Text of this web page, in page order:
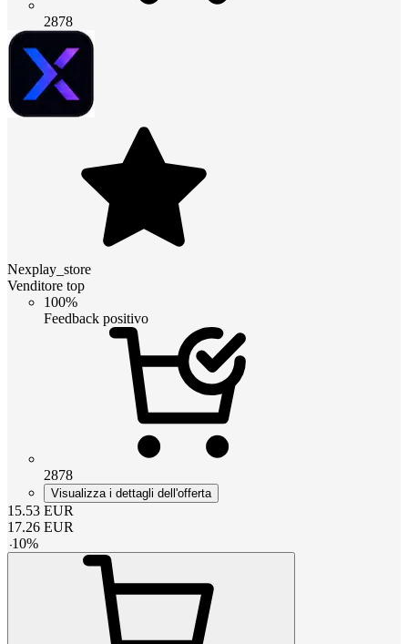
2878
Nexplay_store
Venditore top
100%
Feedback positivo
2878
Visualizza i dettagli dell'offerta
15.53 EUR
17.26 EUR
-10%